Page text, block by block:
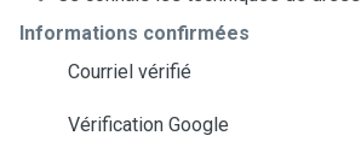
Informations confirmées
Courriel vérifié
Vérification Google